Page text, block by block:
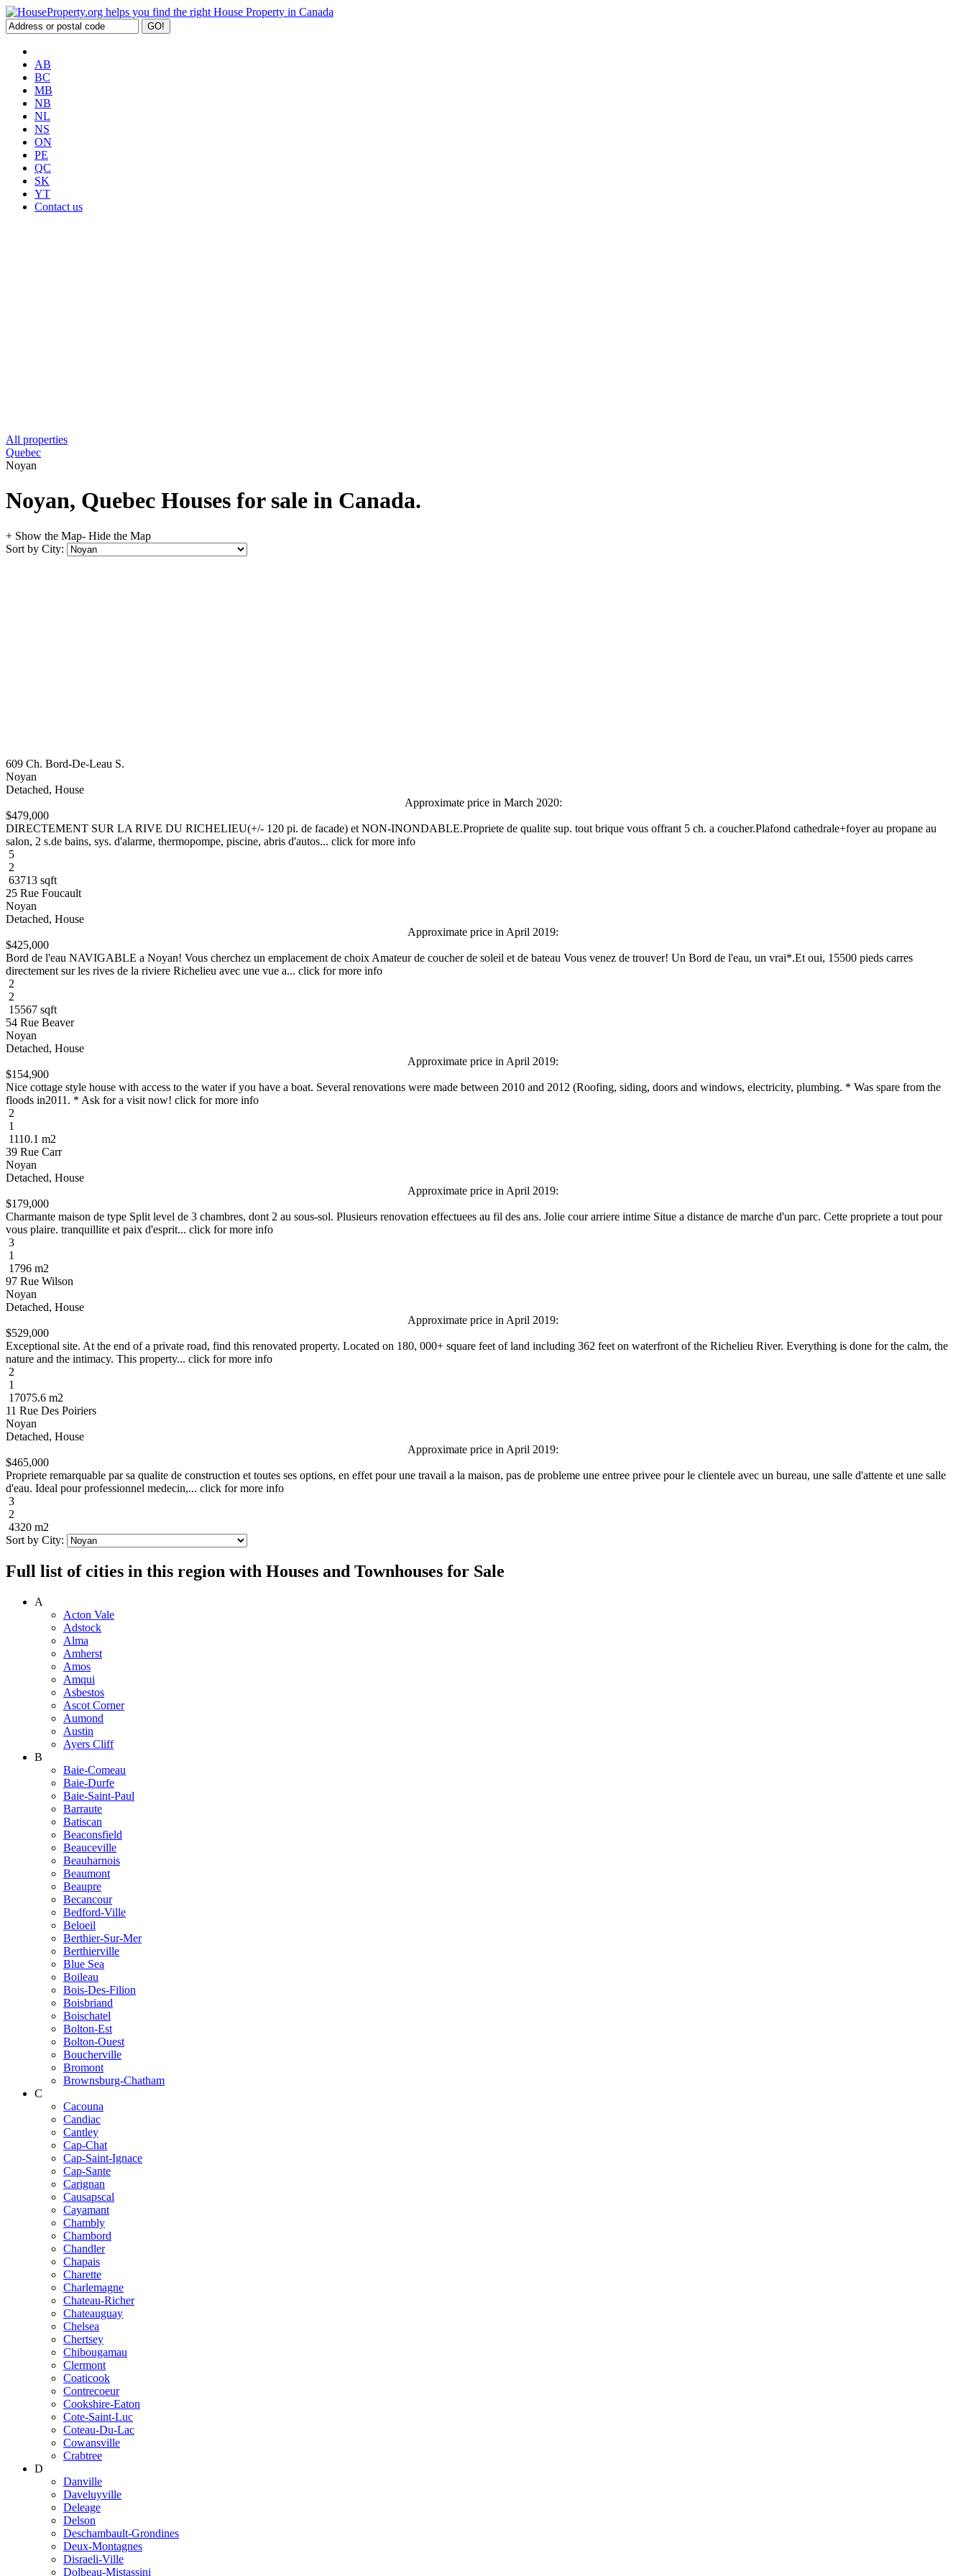
AB
BC
MB
NB
NL
NS
ON
PE
QC
SK
YT
Contact us
All properties
Quebec
Noyan
Noyan, Quebec Houses for sale in Canada.
+ Show the Map- Hide the Map
Sort by City:
609 Ch. Bord-De-Leau S.
Noyan
Detached, House
Approximate price in March 2020:
$479,000
DIRECTEMENT SUR LA RIVE DU RICHELIEU(+/- 120 pi. de facade) et NON-INONDABLE.Propriete de qualite sup. tout brique vous offrant 5 ch. a coucher.Plafond cathedrale+foyer au propane au
salon, 2 s.de bains, sys. d'alarme, thermopompe, piscine, abris d'autos... click for more info
5
2
63713 sqft
25 Rue Foucault
Noyan
Detached, House
Approximate price in April 2019:
$425,000
Bord de l'eau NAVIGABLE a Noyan! Vous cherchez un emplacement de choix Amateur de coucher de soleil et de bateau Vous venez de trouver! Un Bord de l'eau, un vrai*.Et oui, 15500 pieds carres
directement sur les rives de la riviere Richelieu avec une vue a... click for more info
2
2
15567 sqft
54 Rue Beaver
Noyan
Detached, House
Approximate price in April 2019:
$154,900
Nice cottage style house with access to the water if you have a boat. Several renovations were made between 2010 and 2012 (Roofing, siding, doors and windows, electricity, plumbing. * Was spare from the
floods in2011. * Ask for a visit now! click for more info
2
1
1110.1 m2
39 Rue Carr
Noyan
Detached, House
Approximate price in April 2019:
$179,000
Charmante maison de type Split level de 3 chambres, dont 2 au sous-sol. Plusieurs renovation effectuees au fil des ans. Jolie cour arriere intime Situe a distance de marche d'un parc. Cette propriete a tout pour
vous plaire. tranquillite et paix d'esprit... click for more info
3
1
1796 m2
97 Rue Wilson
Noyan
Detached, House
Approximate price in April 2019:
$529,000
Exceptional site. At the end of a private road, find this renovated property. Located on 180, 000+ square feet of land including 362 feet on waterfront of the Richelieu River. Everything is done for the calm, the
nature and the intimacy. This property... click for more info
2
1
17075.6 m2
11 Rue Des Poiriers
Noyan
Detached, House
Approximate price in April 2019:
$465,000
Propriete remarquable par sa qualite de construction et toutes ses options, en effet pour une travail a la maison, pas de probleme une entree privee pour le clientele avec un bureau, une salle d'attente et une salle
d'eau. Ideal pour professionnel medecin,... click for more info
3
2
4320 m2
Sort by City:
Full list of cities in this region with Houses and Townhouses for Sale
A
Acton Vale
Adstock
Alma
Amherst
Amos
Amqui
Asbestos
Ascot Corner
Aumond
Austin
Ayers Cliff
B
Baie-Comeau
Baie-Durfe
Baie-Saint-Paul
Barraute
Batiscan
Beaconsfield
Beauceville
Beauharnois
Beaumont
Beaupre
Becancour
Bedford-Ville
Beloeil
Berthier-Sur-Mer
Berthierville
Blue Sea
Boileau
Bois-Des-Filion
Boisbriand
Boischatel
Bolton-Est
Bolton-Ouest
Boucherville
Bromont
Brownsburg-Chatham
C
Cacouna
Candiac
Cantley
Cap-Chat
Cap-Saint-Ignace
Cap-Sante
Carignan
Causapscal
Cayamant
Chambly
Chambord
Chandler
Chapais
Charette
Charlemagne
Chateau-Richer
Chateauguay
Chelsea
Chertsey
Chibougamau
Clermont
Coaticook
Contrecoeur
Cookshire-Eaton
Cote-Saint-Luc
Coteau-Du-Lac
Cowansville
Crabtree
D
Danville
Daveluyville
Deleage
Delson
Deschambault-Grondines
Deux-Montagnes
Disraeli-Ville
Dolbeau-Mistassini